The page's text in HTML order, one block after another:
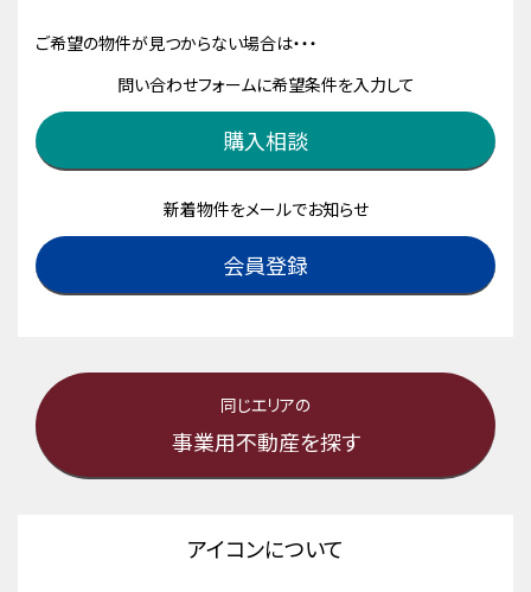
ご希望の物件が見つからない場合は・・・
問い合わせフォームに希望条件を入力して
購入相談
新着物件をメールでお知らせ
会員登録
同じエリアの
事業用不動産を探す
アイコンについて